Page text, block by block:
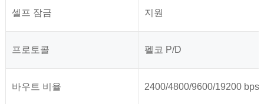
셀프 잠금 지원
프로토콜 펠코 P/D
바우트 비율 2400/4800/9600/19200 bps